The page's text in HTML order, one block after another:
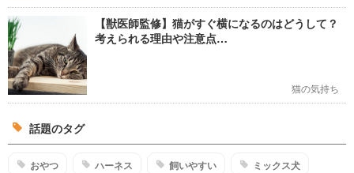
【獣医師監修】猫がすぐ横になるのはどうして？
考えられる理由や注意点…
猫の気持ち
話題のタグ
おやつ ハーネス 飼いやすい ミックス犬